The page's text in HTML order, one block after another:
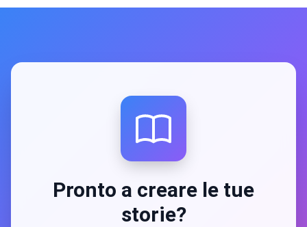
Pronto a creare le tue
storie?